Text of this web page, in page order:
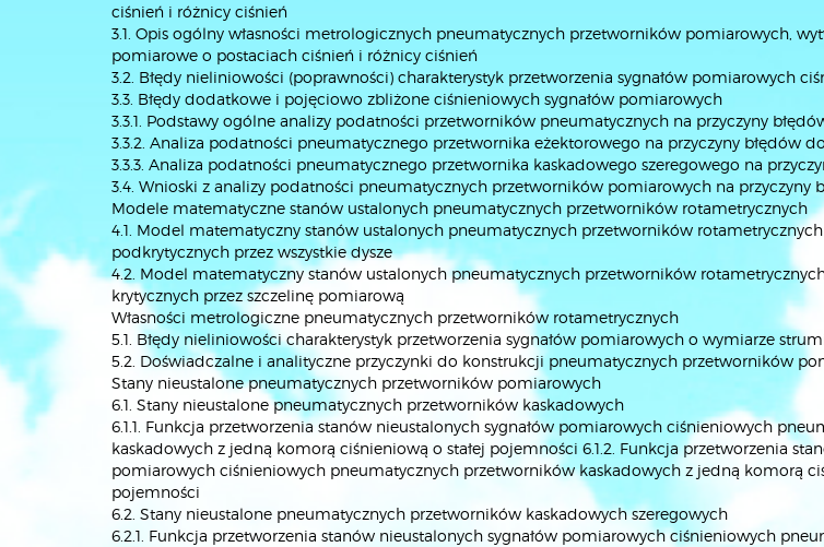
ciśnień i różnicy ciśnień
3.1. Opis ogólny własności metrologicznych pneumatycznych przetworników pomiarowych,
pomiarowe o postaciach ciśnień i różnicy ciśnień
3.2. Błędy nieliniowości (poprawności) charakterystyk przetworzenia sygnałów pomiarowych
3.3. Błędy dodatkowe i pojęciowo zbliżone ciśnieniowych sygnałów pomiarowych
3.3.1. Podstawy ogólne analizy podatności przetworników pneumatycznych na przyczyny
3.3.2. Analiza podatności pneumatycznego przetwornika eżektorowego na przyczyny błędów
3.3.3. Analiza podatności pneumatycznego przetwornika kaskadowego szeregowego na
3.4. Wnioski z analizy podatności pneumatycznych przetworników pomiarowych na przyczyny
Modele matematyczne stanów ustalonych pneumatycznych przetworników rotametrycznych
4.1. Model matematyczny stanów ustalonych pneumatycznych przetworników rotametrycznych
podkrytycznych przez wszystkie dysze
4.2. Model matematyczny stanów ustalonych pneumatycznych przetworników
krytycznych przez szczelinę pomiarową
Własności metrologiczne pneumatycznych przetworników rotametrycznych
5.1. Błędy nieliniowości charakterystyk przetworzenia sygnałów pomiarowych o wymiarze
5.2. Doświadczalne i analityczne przyczynki do konstrukcji pneumatycznych przetworników
Stany nieustalone pneumatycznych przetworników pomiarowych
6.1. Stany nieustalone pneumatycznych przetworników kaskadowych
6.1.1. Funkcja przetworzenia stanów nieustalonych sygnałów pomiarowych ciśnieniowych
kaskadowych z jedną komorą ciśnieniową o stałej pojemności 6.1.2. Funkcja przetworzenia
pomiarowych ciśnieniowych pneumatycznych przetworników kaskadowych z jedną komorą
pojemności
6.2. Stany nieustalone pneumatycznych przetworników kaskadowych szeregowych
6.2.1. Funkcja przetworzenia stanów nieustalonych sygnałów pomiarowych ciśnieniowych